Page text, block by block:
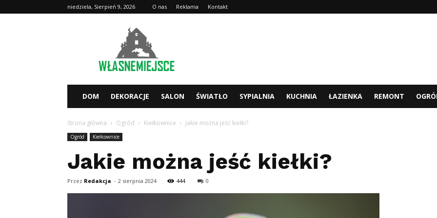
niedziela, Sierpień 9, 2026 O nas Reklama Kontakt
WlasneMiejsce.pl
DOM DEKORACJE SALON ŚWIATŁO SYPIALNIA KUCHNIA ŁAZIENKA REMONT
Strona główna Ogród Kiełkownice Jakie można jeść kiełki?
Ogród Kiełkownice
Jakie można jeść kiełki?
Przez Redakcja - 2 sierpnia 2024 444 0